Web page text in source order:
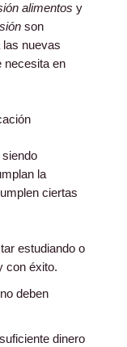
alimentos y
son
las nuevas
necesita en
siendo
la
ciertas
estudiando o
con éxito.
deben
dinero